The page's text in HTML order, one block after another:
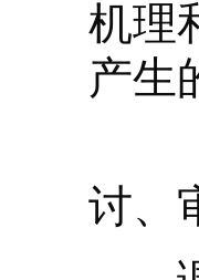
机理
产生
（
讨、